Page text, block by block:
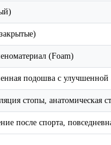
(Foam)
подошва с улучшенной
стопы, анатомическая
после спорта,